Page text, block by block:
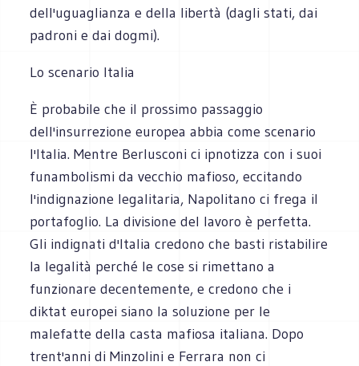
dell'uguaglianza e della libertà (dagli stati, dai
padroni e dai dogmi).
Lo scenario Italia
È probabile che il prossimo passaggio
dell'insurrezione europea abbia come scenario
l'Italia. Mentre Berlusconi ci ipnotizza con i suoi
funambolismi da vecchio mafioso, eccitando
l'indignazione legalitaria, Napolitano ci frega il
portafoglio. La divisione del lavoro è perfetta.
Gli indignati d'Italia credono che basti ristabilire
la legalità perché le cose si rimettano a
funzionare decentemente, e credono che i
diktat europei siano la soluzione per le
malefatte della casta mafiosa italiana. Dopo
trent'anni di Minzolini e Ferrara non ci